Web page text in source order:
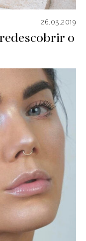
26.03.2019
o